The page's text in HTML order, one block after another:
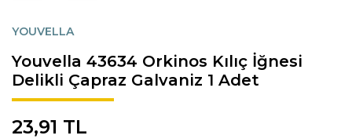
YOUVELLA
Youvella 43634 Orkinos Kılıç İğnesi
Delikli Çapraz Galvaniz 1 Adet
23,91 TL